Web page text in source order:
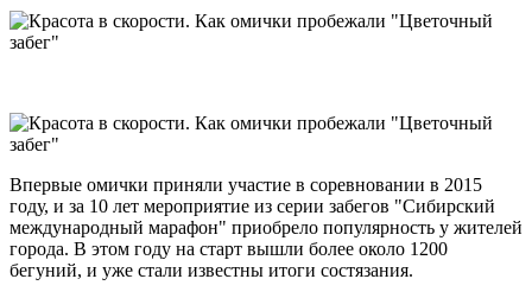
Впервые омички приняли участие в соревновании в 2015
году, и за 10 лет мероприятие из серии забегов "Сибирский
международный марафон" приобрело популярность у жителей
города. В этом году на старт вышли более около 1200
бегуний, и уже стали известны итоги состязания.